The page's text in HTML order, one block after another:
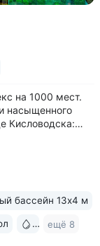
на 1000 мест.
насыщенного
Кисловодска:
парка
бассейн 13x4 м
Бювет
ещё 8